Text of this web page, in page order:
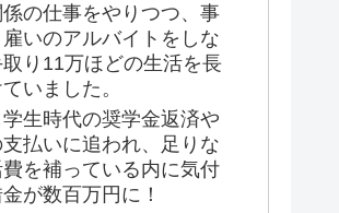
の仕事をやりつつ、事
いのアルバイトをしな
り11万ほどの生活を長
いました。
学生時代の奨学金返済や
払いに追われ、足りな
を補っている内に気付
が数百万円に！